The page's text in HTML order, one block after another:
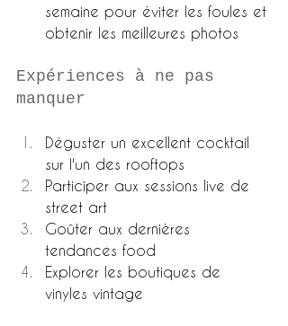
semaine pour éviter les foules et
obtenir les meilleures photos
Expériences à ne pas
manquer
Déguster un excellent cocktail
sur l'un des rooftops
Participer aux sessions live de
street art
Goûter aux dernières
tendances food
Explorer les boutiques de
vinyles vintage